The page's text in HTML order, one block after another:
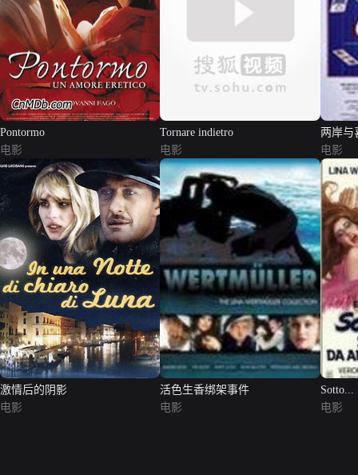
Pontormo
电影
Tornare indietro
电影
两岸与
电影
激情后的阴影
电影
活色生香绑架事件
电影
Sotto...
电影